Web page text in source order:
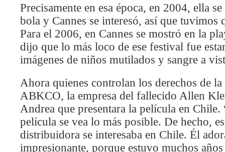
Precisamente en esa época, en 2004, ella
bola y Cannes se interesó, así que
Para el 2006, en Cannes se mostró en la
dijo que lo más loco de ese festival fue
imágenes de niños mutilados y sangre a
Ahora quienes controlan los derechos de
ABKCO, la empresa del fallecido Allen
Andrea que presentara la película en
película se vea lo más posible. De hecho,
distribuidora se interesaba en Chile. Él
impresionante, porque estuvo muchos